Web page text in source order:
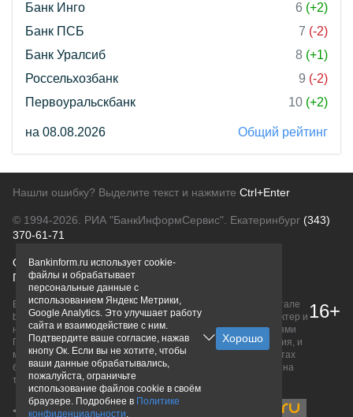
Банк Инго
6 (+2)
Банк ПСБ
7 (-2)
Банк Уралсиб
8 (+1)
Россельхозбанк
9 (-2)
Первоуральскбанк
10 (+2)
на 08.08.2026 Общий рейтинг
Нашли ошибку? Выделите текст и нажмите Ctrl+Enter
© 1994-2026. РИА "БанкИнформСервис". Екатеринбург (343)
370-61-71
О проектеПолитика конфиденциальности
Правовая информацияДля рекламодателей
Вся информация о продуктах банков, размещенная на портале
bankinform.ru, носит исключительно ознакомительный характер и
не является публичной офертой, определяемой положениями
ГК РФ. Информация не содержит точного и полного описания, и
может быть изменена. Конечные условия уточняйте на сайтах
банков или при личном обращении. Исключительное право на
товарные знаки принадлежит их правообладателям.
16+
Bankinform.ru использует cookie-
файлы и обрабатывает
персональные данные с
использованием Яндекс Метрики,
Google Analytics. Это улучшает работу
сайта и взаимодействие с ним.
Подтвердите ваше согласие, нажав
кнопу Ок. Если вы не хотите, чтобы
ваши данные обрабатывались,
пожалуйста, ограничьте
использование файлов cookie в своём
браузере. Подробнее в Политике
конфиденциальности.